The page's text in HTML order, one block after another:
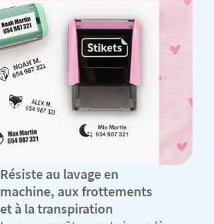
Résiste au lavage en
machine, aux frottements
et à la transpiration